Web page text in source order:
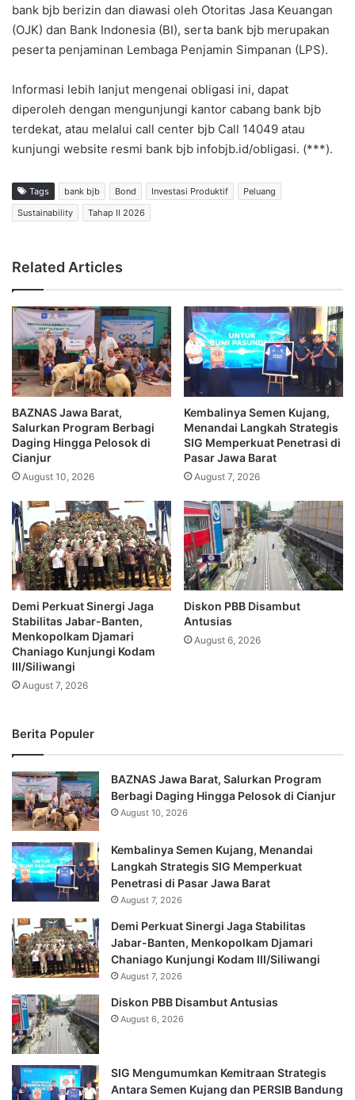
bank bjb berizin dan diawasi oleh Otoritas Jasa Keuangan
(OJK) dan Bank Indonesia (BI), serta bank bjb merupakan
peserta penjaminan Lembaga Penjamin Simpanan (LPS).
Informasi lebih lanjut mengenai obligasi ini, dapat
diperoleh dengan mengunjungi kantor cabang bank bjb
terdekat, atau melalui call center bjb Call 14049 atau
kunjungi website resmi bank bjb infobjb.id/obligasi. (***).
Tags bank bjb Bond Investasi Produktif
Peluang
Sustainability
Tahap II 2026
Related Articles
BAZNAS Jawa Barat,
Salurkan Program Berbagi
Daging Hingga Pelosok di
Cianjur
August 10, 2026
Kembalinya Semen Kujang,
Menandai Langkah Strategis
SIG Memperkuat Penetrasi di
Pasar Jawa Barat
August 7, 2026
Demi Perkuat Sinergi Jaga
Stabilitas Jabar-Banten,
Menkopolkam Djamari
Chaniago Kunjungi Kodam
III/Siliwangi
August 7, 2026
Diskon PBB Disambut
Antusias
August 6, 2026
Berita Populer
BAZNAS Jawa Barat, Salurkan Program
Berbagi Daging Hingga Pelosok di Cianjur
August 10, 2026
Kembalinya Semen Kujang, Menandai
Langkah Strategis SIG Memperkuat
Penetrasi di Pasar Jawa Barat
August 7, 2026
Demi Perkuat Sinergi Jaga Stabilitas
Jabar-Banten, Menkopolkam Djamari
Chaniago Kunjungi Kodam III/Siliwangi
August 7, 2026
Diskon PBB Disambut Antusias
August 6, 2026
SIG Mengumumkan Kemitraan Strategis
Antara Semen Kujang dan PERSIB Bandung